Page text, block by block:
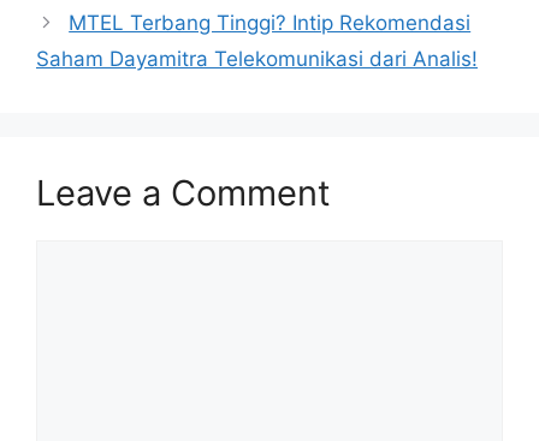
MTEL Terbang Tinggi? Intip Rekomendasi
Saham Dayamitra Telekomunikasi dari Analis!
Leave a Comment